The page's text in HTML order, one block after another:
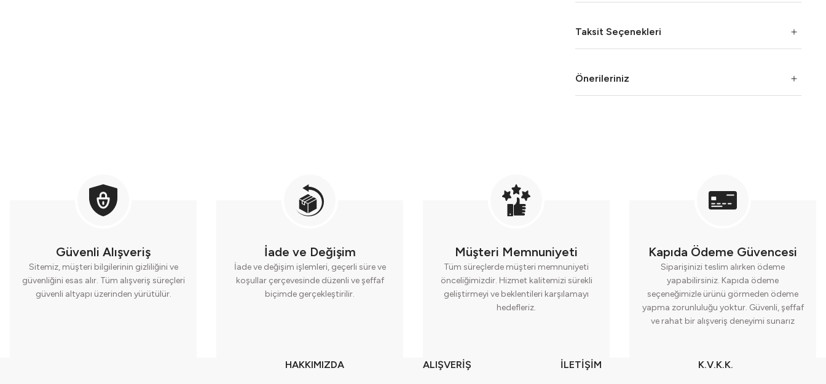
Taksit Seçenekleri
Önerileriniz
Güvenli Alışveriş
Sitemiz, müşteri bilgilerinin gizliliğini ve
güvenliğini esas alır. Tüm alışveriş süreçleri
güvenli altyapı üzerinden yürütülür.
İade ve Değişim
İade ve değişim işlemleri, geçerli süre ve
koşullar çerçevesinde düzenli ve şeffaf
biçimde gerçekleştirilir.
Müşteri Memnuniyeti
Tüm süreçlerde müşteri memnuniyeti
önceliğimizdir. Hizmet kalitemizi sürekli
geliştirmeyi ve beklentileri karşılamayı
hedefleriz.
Kapıda Ödeme Güvencesi
Siparişinizi teslim alırken ödeme
yapabilirsiniz. Kapıda ödeme
seçeneğimizle ürünü görmeden ödeme
yapma zorunluluğu yoktur. Güvenli, şeffaf
ve rahat bir alışveriş deneyimi sunarız
HAKKIMIZDA ALIŞVERİŞ İLETİŞİM K.V.K.K.